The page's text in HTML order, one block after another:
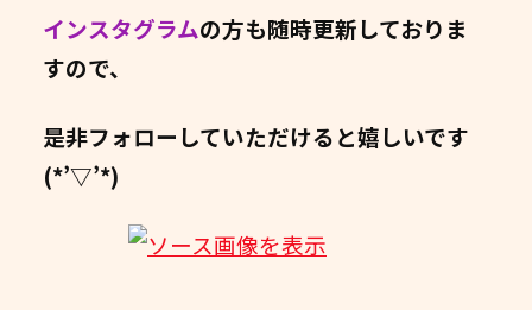
インスタグラムの方も随時更新しておりま
すので、
是非フォローしていただけると嬉しいです
(*’▽’*)